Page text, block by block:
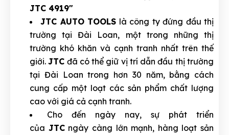
JTC 4919"
JTC AUTO TOOLS là công ty đứng đầu thị
trường tại Đài Loan, một trong những thị
trường khó khăn và cạnh tranh nhất trên thế
giới.JTC đã có thể giữ vị trí dẫn đầu thị trường
tại Đài Loan trong hơn 30 năm, bằng cách
cung cấp một loạt các sản phẩm chất lượng
cao với giá cả cạnh tranh.
Cho đến ngày nay, sự phát triển
của JTCngày càng lớn mạnh, hàng loạt sản